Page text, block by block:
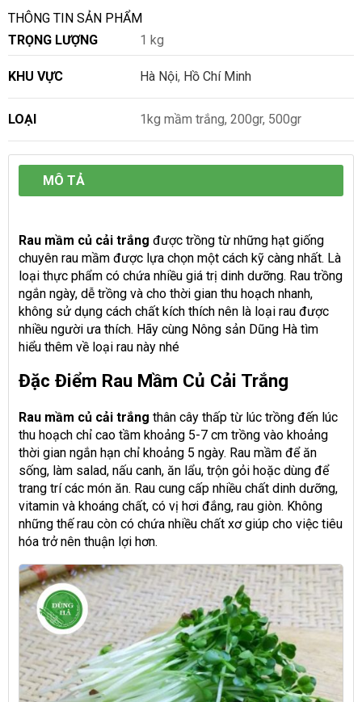
THÔNG TIN SẢN PHẨM
TRỌNG LƯỢNG
1 kg
KHU VỰC Hà Nội, Hồ Chí Minh
LOẠI 1kg mầm trắng, 200gr, 500gr
MÔ TẢ
Rau mầm củ cải trắng được trồng từ những hạt giống
chuyên rau mầm được lựa chọn một cách kỹ càng nhất. Là
loại thực phẩm có chứa nhiều giá trị dinh dưỡng. Rau trồng
ngắn ngày, dễ trồng và cho thời gian thu hoạch nhanh,
không sử dụng cách chất kích thích nên là loại rau được
nhiều người ưa thích. Hãy cùng Nông sản Dũng Hà tìm
hiểu thêm về loại rau này nhé
Đặc Điểm Rau Mầm Củ Cải Trắng
Rau mầm củ cải trắng thân cây thấp từ lúc trồng đến lúc
thu hoạch chỉ cao tầm khoảng 5-7 cm trồng vào khoảng
thời gian ngắn hạn chỉ khoảng 5 ngày. Rau mầm để ăn
sống, làm salad, nấu canh, ăn lẩu, trộn gỏi hoặc dùng để
trang trí các món ăn. Rau cung cấp nhiều chất dinh dưỡng,
vitamin và khoáng chất, có vị hơi đắng, rau giòn. Không
những thế rau còn có chứa nhiều chất xơ giúp cho việc tiêu
hóa trở nên thuận lợi hơn.